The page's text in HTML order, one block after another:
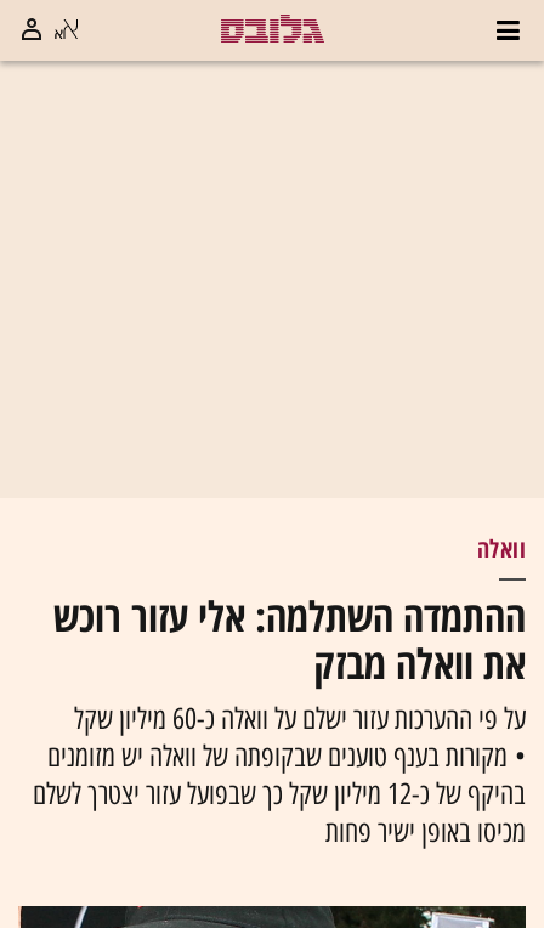
וואלה
ההתמדה השתלמה: אלי עזור רוכש
את וואלה מבזק
על פי ההערכות עזור ישלם על וואלה כ-60 מיליון שקל
• מקורות בענף טוענים שבקופתה של וואלה יש מזומנים
בהיקף של כ-12 מיליון שקל כך שבפועל עזור יצטרך לשלם
מכיסו באופן ישיר פחות